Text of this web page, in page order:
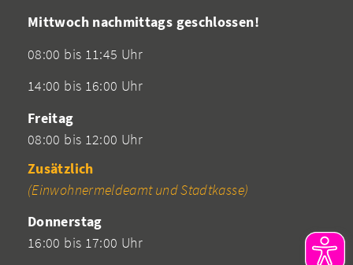
Mittwoch nachmittags geschlossen!
08:00 bis 11:45 Uhr
14:00 bis 16:00 Uhr
Freitag
08:00 bis 12:00 Uhr
Zusätzlich
(Einwohnermeldeamt und Stadtkasse)
Donnerstag
16:00 bis 17:00 Uhr